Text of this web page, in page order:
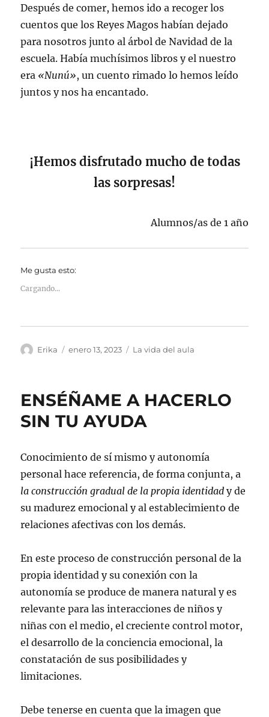
Después de comer, hemos ido a recoger los
cuentos que los Reyes Magos habían dejado
para nosotros junto al árbol de Navidad de la
escuela. Había muchísimos libros y el nuestro
era «Nunú», un cuento rimado lo hemos leído
juntos y nos ha encantado.
¡Hemos disfrutado mucho de todas
las sorpresas!
Alumnos/as de 1 año
Me gusta esto:
Cargando...
Autor
Erika
Publicado
enero 13, 2023 Categorías
La vida del aula
ENSÉÑAME A HACERLO
SIN TU AYUDA
Conocimiento de sí mismo y autonomía
personal hace referencia, de forma conjunta, a
la construcción gradual de la propia identidad y de
su madurez emocional y al establecimiento de
relaciones afectivas con los demás.
En este proceso de construcción personal de la
propia identidad y su conexión con la
autonomía se produce de manera natural y es
relevante para las interacciones de niños y
niñas con el medio, el creciente control motor,
el desarrollo de la conciencia emocional, la
constatación de sus posibilidades y
limitaciones.
Debe tenerse en cuenta que la imagen que